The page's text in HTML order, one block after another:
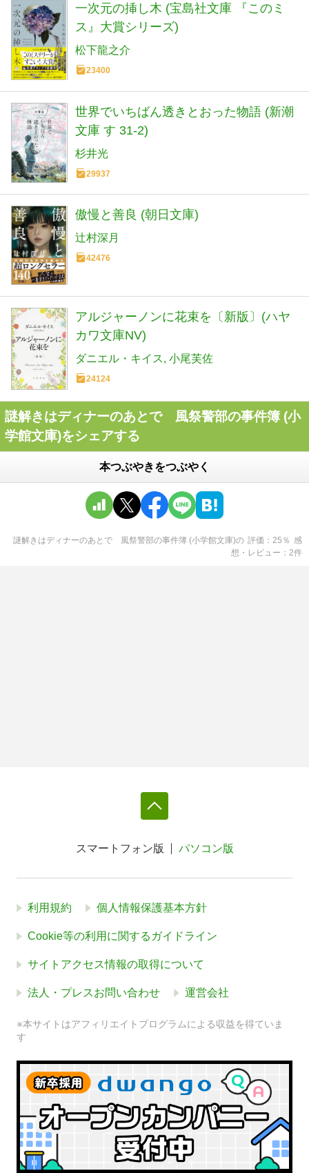
一次元の挿し木 (宝島社文庫 『このミ
ス』大賞シリーズ)
松下龍之介
23400
世界でいちばん透きとおった物語 (新潮
文庫 す 31-2)
杉井光
29937
傲慢と善良 (朝日文庫)
辻村深月
42476
アルジャーノンに花束を〔新版〕(ハヤ
カワ文庫NV)
ダニエル・キイス 小尾芙佐
24124
謎解きはディナーのあとで 風祭警部の事件簿 (小
学館文庫)をシェアする
本つぶやきをつぶやく
謎解きはディナーのあとで 風祭警部の事件簿 (小学館文庫)の 評価 25 ％ 感
想・レビュー
2件
スマートフォン版 パソコン版
利用規約 個人情報保護基本方針
Cookie等の利用に関するガイドライン
サイトアクセス情報の取得について
法人・プレスお問い合わせ 運営会社
※本サイトはアフィリエイトプログラムによる収益を得ていま
す